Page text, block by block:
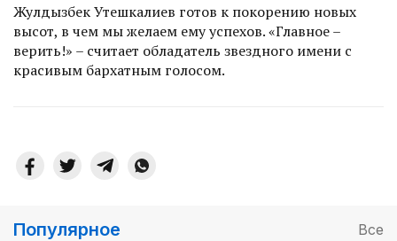
Жулдызбек Утешкалиев готов к покорению новых
высот, в чем мы желаем ему успехов. «Главное –
верить!» – считает обладатель звездного имени с
красивым бархатным голосом.
Популярное Все